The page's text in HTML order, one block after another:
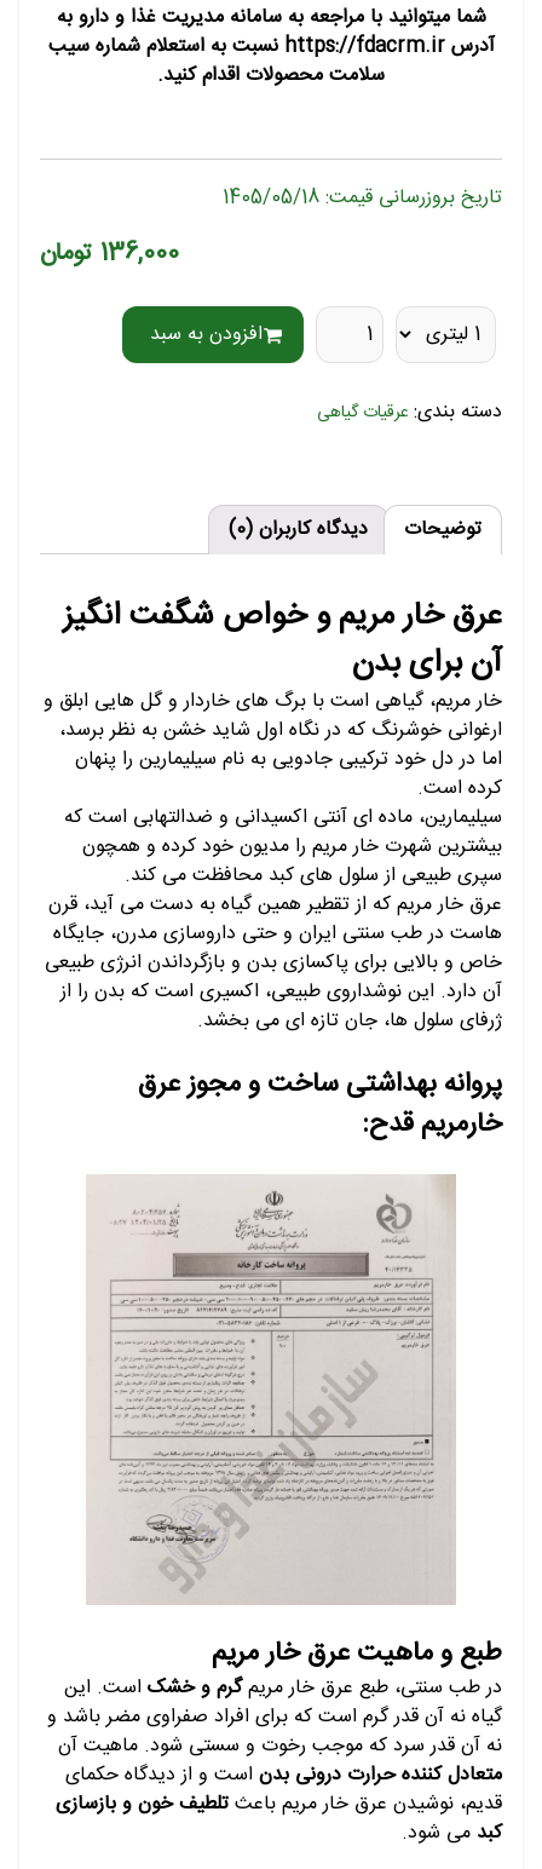
شما میتوانید با مراجعه به سامانه مدیریت غذا و دارو به
آدرس https://fdacrm.ir نسبت به استعلام شماره سیب
سلامت محصولات اقدام کنید.
تاریخ بروزرسانی قیمت: 1405/05/18
136,000 تومان
افزودن به سبد
دسته بندی: عرقیات گیاهی
توضیحات دیدگاه کاربران (0)
عرق خار مریم و خواص شگفت انگیز
آن برای بدن
خار مریم، گیاهی است با برگ های خاردار و گل هایی ابلق و
ارغوانی خوشرنگ که در نگاه اول شاید خشن به نظر برسد،
اما در دل خود ترکیبی جادویی به نام سیلیمارین را پنهان
کرده است.
سیلیمارین، ماده ای آنتی اکسیدانی و ضدالتهابی است که
بیشترین شهرت خار مریم را مدیون خود کرده و همچون
سپری طبیعی از سلول های کبد محافظت می کند.
عرق خار مریم که از تقطیر همین گیاه به دست می آید، قرن
هاست در طب سنتی ایران و حتی داروسازی مدرن، جایگاه
خاص و بالایی برای پاکسازی بدن و بازگرداندن انرژی طبیعی
آن دارد. این نوشداروی طبیعی، اکسیری است که بدن را از
ژرفای سلول ها، جان تازه ای می بخشد.
پروانه بهداشتی ساخت و مجوز عرق
خارمریم قدح:
طبع و ماهیت عرق خار مریم
در طب سنتی، طبع عرق خار مریمگرم و خشک است. این
گیاه نه آن قدر گرم است که برای افراد صفراوی مضر باشد و
نه آن قدر سرد که موجب رخوت و سستی شود. ماهیت آن
متعادل کننده حرارت درونی بدن است و از دیدگاه حکمای
قدیم، نوشیدن عرق خار مریم باعثتلطیف خون و بازسازی
کبد می شود.